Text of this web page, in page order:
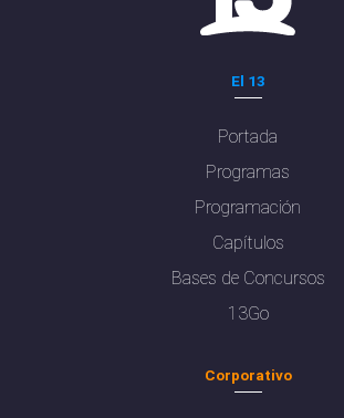
El 13
Portada
Programas
Programación
Capítulos
Bases de Concursos
13Go
Corporativo